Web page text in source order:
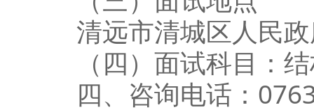
清远市清城区人民政
（四）面试科目：结
四、咨询电话：